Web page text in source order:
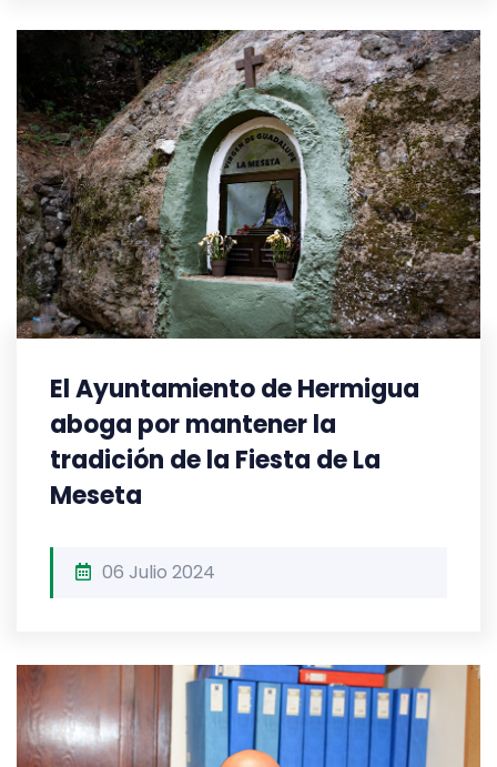
El Ayuntamiento de Hermigua
aboga por mantener la
tradición de la Fiesta de La
Meseta
06 Julio 2024